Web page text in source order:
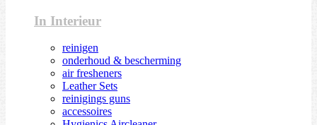
In Interieur
reinigen
onderhoud & bescherming
air fresheners
Leather Sets
reinigings guns
accessoires